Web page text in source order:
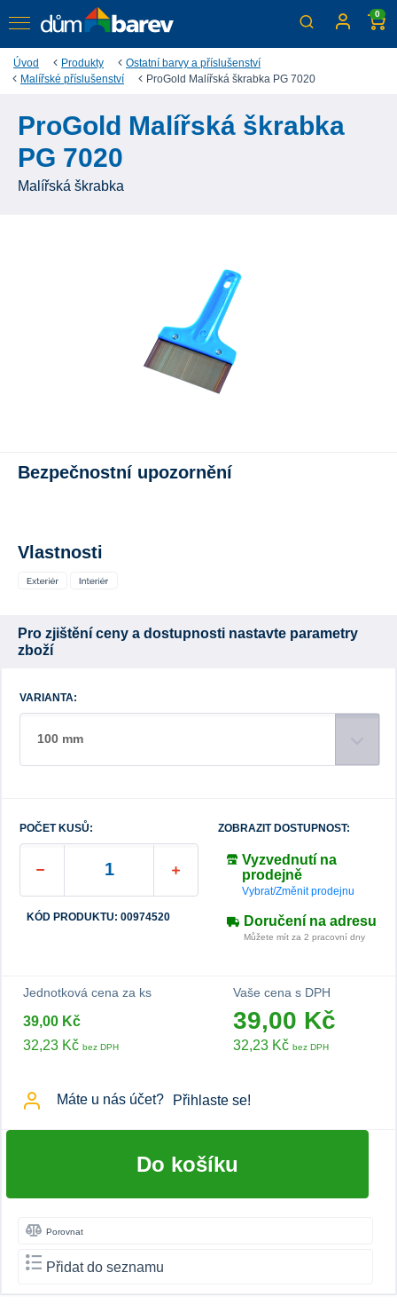
0
Úvod Produkty
Ostatní barvy a příslušenství
Malířské příslušenství
ProGold Malířská škrabka PG 7020
ProGold Malířská škrabka
PG 7020
Malířská škrabka
Bezpečnostní upozornění
Vlastnosti
Pro zjištění ceny a dostupnosti nastavte parametry
zboží
VARIANTA:
100 mm
POČET KUSŮ:
KÓD PRODUKTU: 00974520
ZOBRAZIT DOSTUPNOST:
Vyzvednutí na
prodejně
Vybrat/Změnit prodejnu
Doručení na adresu
Můžete mít za 2 pracovní dny
Jednotková cena za ks
39,00 Kč
32,23 Kč bez DPH
Vaše cena s DPH
39,00 Kč
32,23 Kč bez DPH
Máte u nás účet? Přihlaste se!
Do košíku
Porovnat
Přidat do seznamu